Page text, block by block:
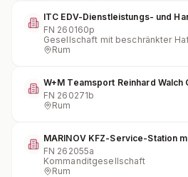
ITC EDV-Dienstleistungs- und
FN 260160p
Gesellschaft mit beschränkter
Rum
W+M Teamsport Reinhard Walch
FN 260271b
Rum
MARINOV KFZ-Service-Station
FN 262055a
Kommanditgesellschaft
Rum